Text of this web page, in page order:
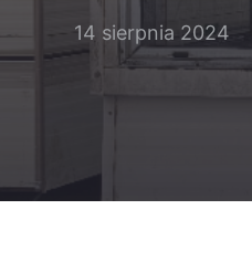
14 sierpnia 2024